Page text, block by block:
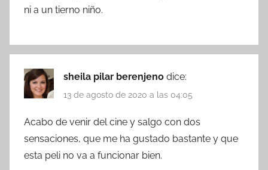
ni a un tierno niño.
sheila pilar berenjeno dice:
13 de agosto de 2020 a las 04:05
Acabo de venir del cine y salgo con dos
sensaciones, que me ha gustado bastante y que
esta peli no va a funcionar bien.